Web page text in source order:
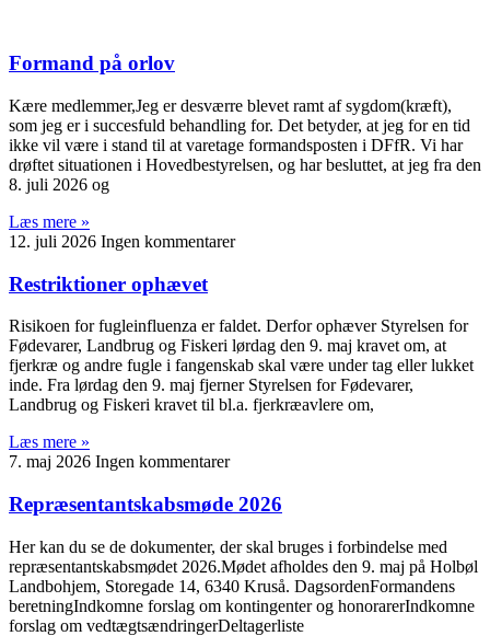
Formand på orlov
Kære medlemmer,Jeg er desværre blevet ramt af sygdom(kræft),
som jeg er i succesfuld behandling for. Det betyder, at jeg for en tid
ikke vil være i stand til at varetage formandsposten i DFfR. Vi har
drøftet situationen i Hovedbestyrelsen, og har besluttet, at jeg fra den
8. juli 2026 og
Læs mere »
12. juli 2026 Ingen kommentarer
Restriktioner ophævet
Risikoen for fugleinfluenza er faldet. Derfor ophæver Styrelsen for
Fødevarer, Landbrug og Fiskeri lørdag den 9. maj kravet om, at
fjerkræ og andre fugle i fangenskab skal være under tag eller lukket
inde. Fra lørdag den 9. maj fjerner Styrelsen for Fødevarer,
Landbrug og Fiskeri kravet til bl.a. fjerkræavlere om,
Læs mere »
7. maj 2026 Ingen kommentarer
Repræsentantskabsmøde 2026
Her kan du se de dokumenter, der skal bruges i forbindelse med
repræsentantskabsmødet 2026.Mødet afholdes den 9. maj på Holbøl
Landbohjem, Storegade 14, 6340 Kruså. DagsordenFormandens
beretningIndkomne forslag om kontingenter og honorarerIndkomne
forslag om vedtægtsændringerDeltagerliste